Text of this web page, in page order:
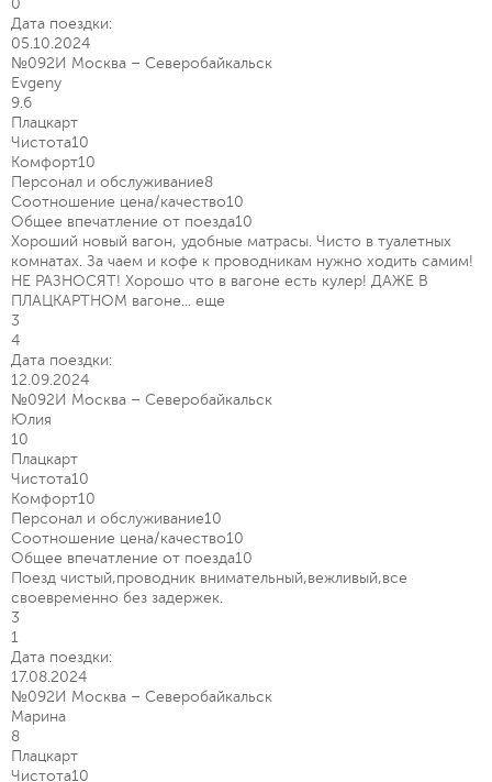
0
Дата поездки:
05.10.2024
№092И Москва – Северобайкальск
Evgeny
9.6
Плацкарт
Чистота10
Комфорт10
Персонал и обслуживание8
Соотношение цена/качество10
Общее впечатление от поезда10
Хороший новый вагон, удобные матрасы. Чисто в туалетных
комнатах. За чаем и кофе к проводникам нужно ходить самим!
НЕ РАЗНОСЯТ! Хорошо что в вагоне есть кулер! ДАЖЕ В
ПЛАЦКАРТНОМ вагоне... еще
3
4
Дата поездки:
12.09.2024
№092И Москва – Северобайкальск
Юлия
10
Плацкарт
Чистота10
Комфорт10
Персонал и обслуживание10
Соотношение цена/качество10
Общее впечатление от поезда10
Поезд чистый,проводник внимательный,вежливый,все
своевременно без задержек.
3
1
Дата поездки:
17.08.2024
№092И Москва – Северобайкальск
Марина
8
Плацкарт
Чистота10